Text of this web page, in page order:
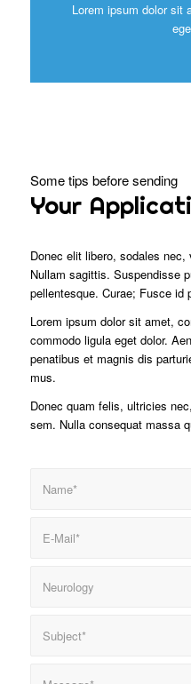
Lorem ipsum dolor sit
Some tips before sending
Your
Donec elit libero, sodales
Nullam sagittis. Suspendisse
pellentesque. Curae; Fusce id
Lorem ipsum dolor sit amet,
commodo ligula eget dolor.
penatibus et magnis dis
mus.
Donec quam felis, ultricies nec,
sem. Nulla consequat massa